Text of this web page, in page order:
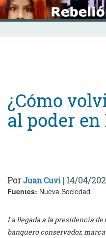
Skip
to
content
INICIO
¿Cómo
al poder en
PorJuan Cuvi| 14/04/
Fuentes: Nueva Sociedad
La llegada a la presidencia
banquero conservador,